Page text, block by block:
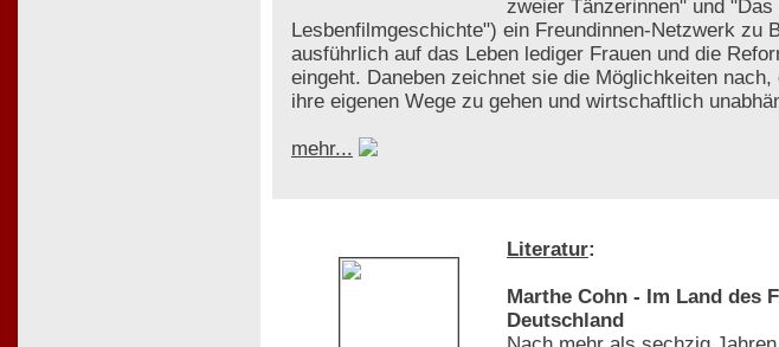
zweier Tänzerinnen" und
Lesbenfilmgeschichte") ein Freundinnen-Netzwerk zu
ausführlich auf das Leben lediger Frauen und die
eingeht. Daneben zeichnet sie die Möglichkeiten
ihre eigenen Wege zu gehen und wirtschaftlich
mehr...
Literatur:
Marthe Cohn - Im Land des
Deutschland